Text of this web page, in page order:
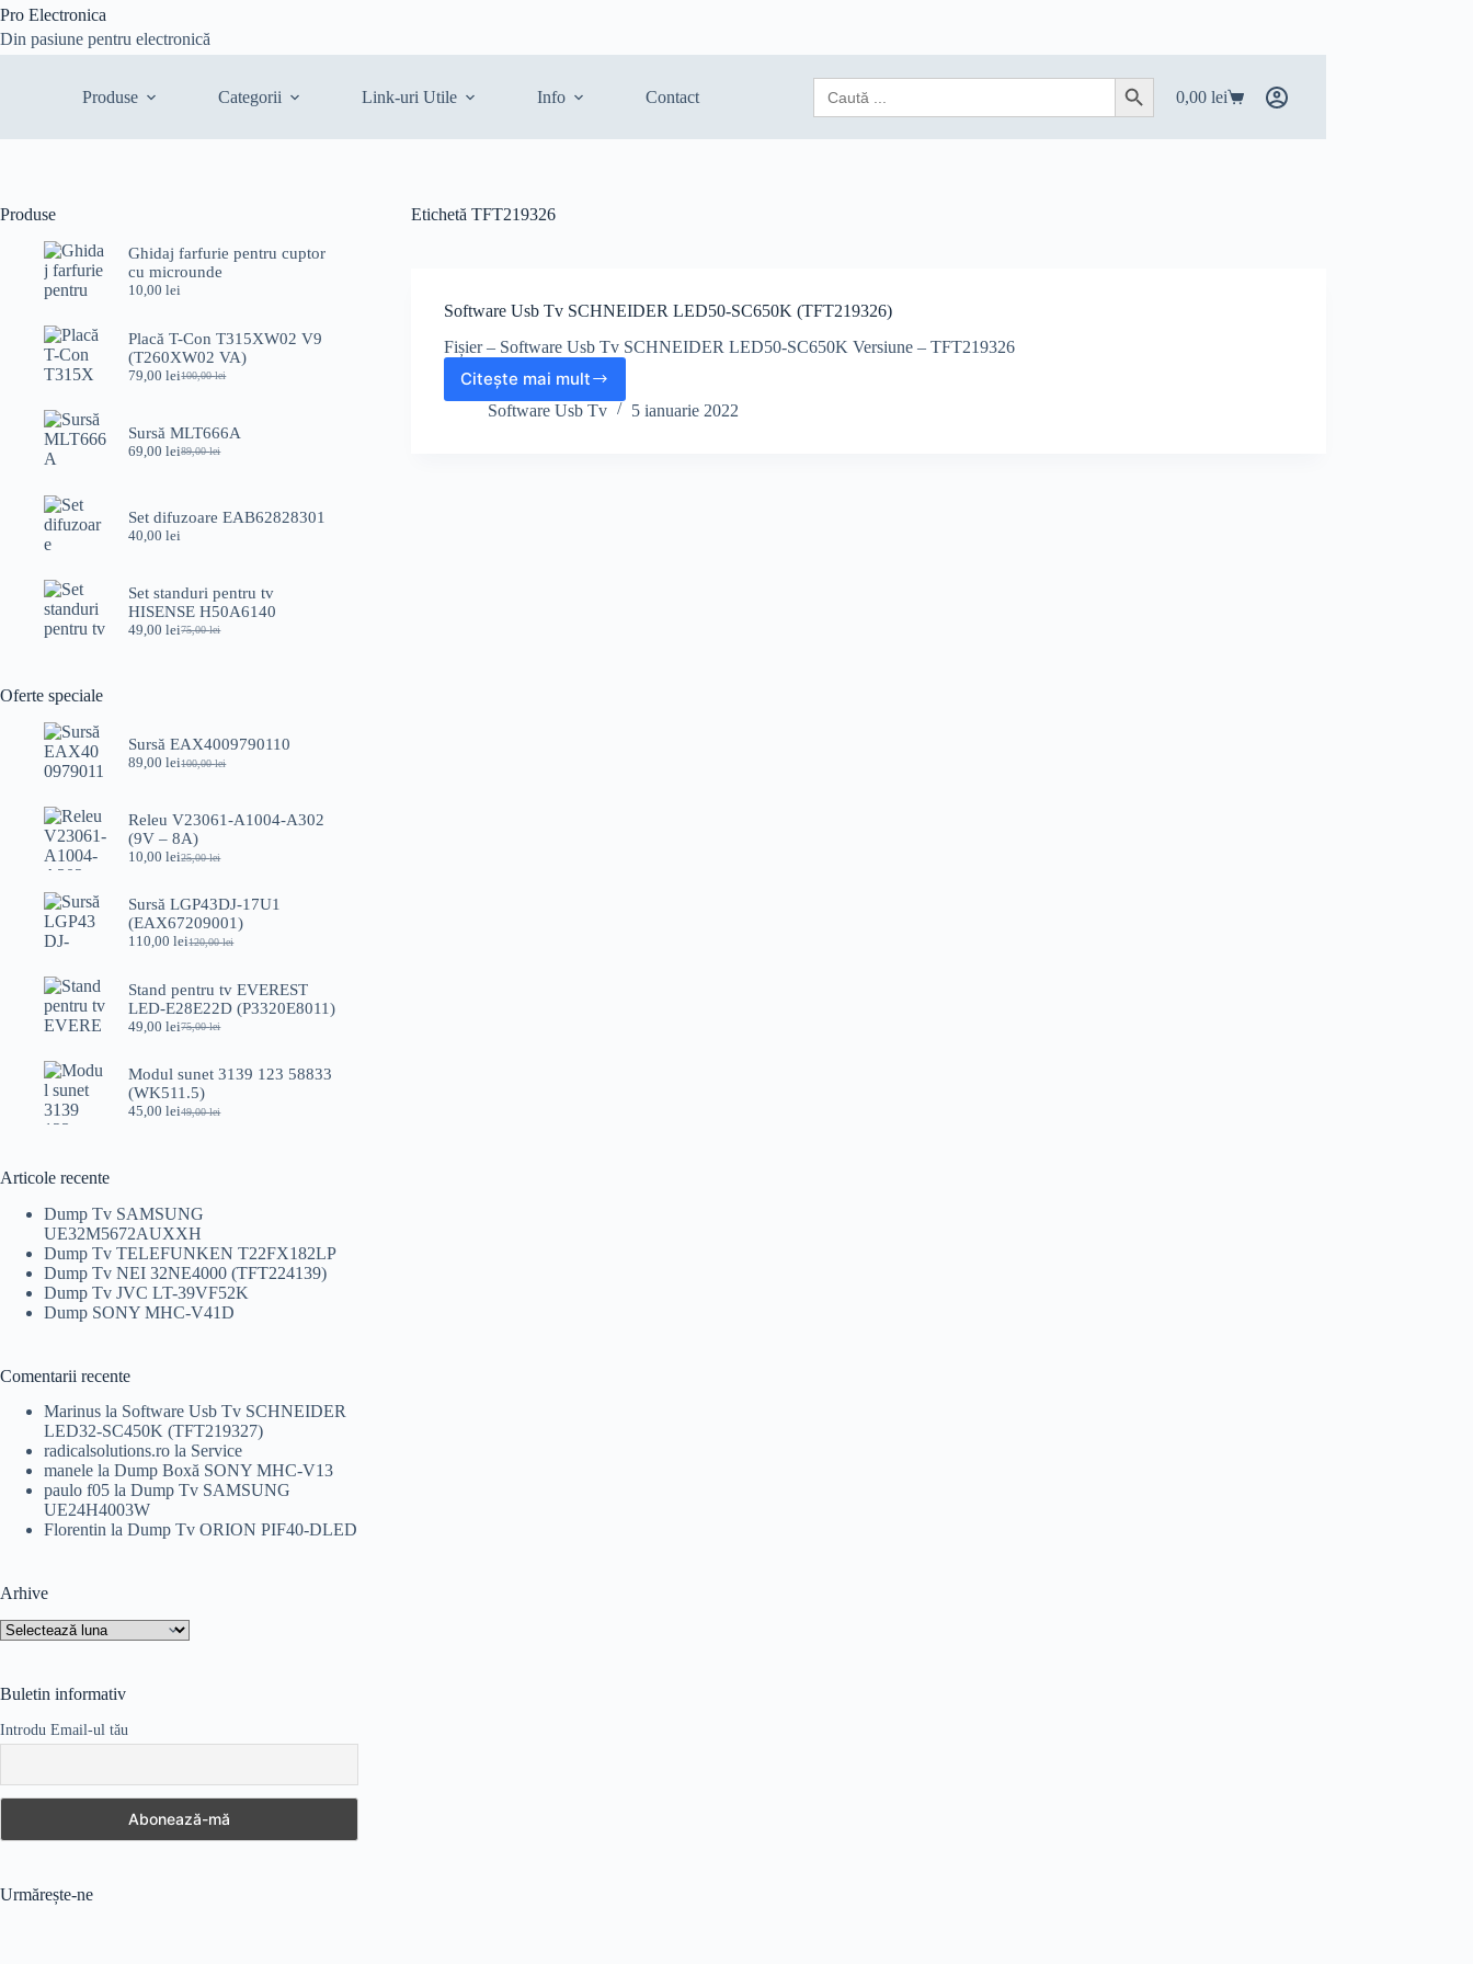
Sari
conținut
Pro Electronica
Din pasiune pentru electronică
Produse Categorii Link-uri Utile Info Contact
Search
for:
Search ButtonCoș
cumpărături
0,00 lei
Etichetă TFT219326
Software Usb Tv SCHNEIDER LED50-SC650K (TFT219326)
Fișier – Software Usb Tv SCHNEIDER LED50-SC650K Versiune – TFT219326
Citește mai mult
Software
Usb
Software Usb Tv 5 ianuarie 2022
Produse
Ghidaj farfurie pentru cuptor
cu microunde
10,00lei
Placă T-Con T315XW02 V9
(T260XW02 VA)
100,00lei
Prețul
fost:
100,00 lei.
79,00leiPrețul
79,00 lei.
Sursă MLT666A
89,00lei
Prețul
89,00 lei.
69,00leiPrețul
69,00 lei.
Set difuzoare EAB62828301
40,00lei
Set standuri pentru tv
HISENSE H50A6140
75,00lei
Prețul
49,00leiPrețul
Oferte speciale
Sursă EAX4009790110
100,00lei
Prețul
fost:
100,00 lei.
89,00leiPrețul
89,00 lei.
Releu V23061-A1004-A302
(9V – 8A)
25,00lei
Prețul
a
fost:
25,00 lei.
10,00leiPrețul
este:
10,00 lei.
Sursă LGP43DJ-17U1
(EAX67209001)
120,00lei
Prețul
fost:
120,00 lei.
110,00leiPrețul
este:
110,00 lei.
Stand pentru tv EVEREST
LED-E28E22D (P3320E8011)
75,00lei
Prețul
a
fost:
75,00 lei.
49,00leiPrețul
este:
49,00 lei.
Modul sunet 3139 123 58833
(WK511.5)
49,00lei
Prețul
45,00leiPrețul
Articole recente
Dump Tv SAMSUNG
UE32M5672AUXXH
Dump Tv TELEFUNKEN T22FX182LP
Dump Tv NEI 32NE4000 (TFT224139)
Dump Tv JVC LT-39VF52K
Dump SONY MHC-V41D
Comentarii recente
Marinus la Software Usb Tv SCHNEIDER
LED32-SC450K (TFT219327)
radicalsolutions.ro la Service
manele la Dump Boxă SONY MHC-V13
paulo f05 la Dump Tv SAMSUNG
UE24H4003W
Florentin la Dump Tv ORION PIF40-DLED
Arhive
Arhive
Buletin informativ
Introdu Email-ul tău
Urmărește-ne